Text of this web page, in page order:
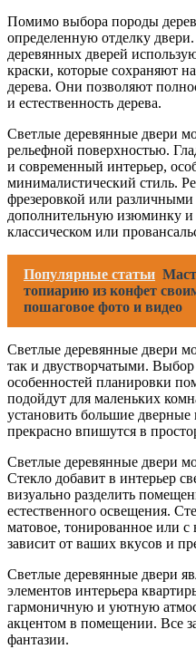
Помимо выбора породы
определенную отделку
деревянных дверей
краски, которые сохраняют
дерева. Они позволяют
и естественность дерева.
Светлые деревянные двери
рельефной поверхностью.
и современный интерьер,
минималистический стиль.
фрезеровкой или
дополнительную изюминку и
классическом или
Популярные статьи
топиарию из конфет
пошаговое фото и видео
Светлые деревянные двери
так и двустворчатыми. Выбор
особенностей планировки
подойдут для маленьких
установить большие
прекрасно впишутся в
Светлые деревянные двери
Стекло добавит в интерьер
визуально разделить
естественного освещения.
матовое, тонированное или
зависит от ваших вкусов и
Светлые деревянные двери
элементов интерьера
гармоничную и уютную
акцентом в помещении. Все
фантазии.